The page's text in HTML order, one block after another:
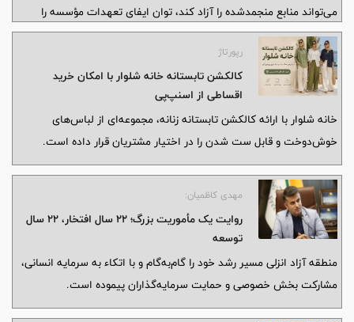
می‌تواند منابع منجمدشده را آزاد کند، توان ایفای تعهدات مؤسسه را
افزایش دهد و مسیر اصلاح ساختار مالی «ملل» را هموارتر سازد.
رپورتاژ
کالکشن تابستانه خانه شلوار با امکان خرید
اقساطی از اسنپ‌پی
خانه شلوار با ارائه کالکشن تابستانه زنانه، مجموعه‌ای از لباس‌های
خوش‌دوخت و قابل ست شدن را در اختیار مشتریان قرار داده است.
مهدی کاظمیان:
روایت یک مأموریت بزرگ؛ ۲۲ سال افتخار، ۲۲ سال
توسعه
منطقه آزاد انزلی مسیر رشد خود را گام‌به‌گام و با اتکاء به سرمایه انسانی،
مشارکت بخش خصوصی و حمایت سرمایه‌گذاران پیموده است.